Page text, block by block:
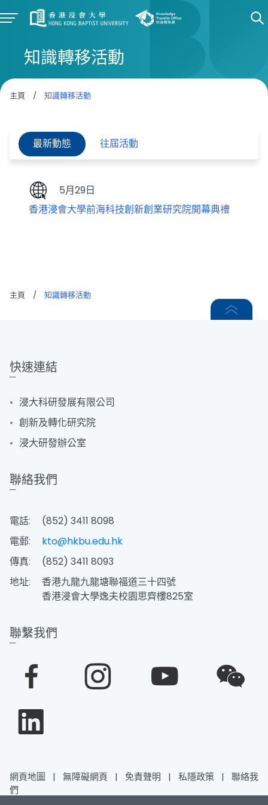
知識轉移活動
主頁 / 知識轉移活動
最新動態 往屆活動
5月29日
香港浸會大學前海科技創新創業研究院開幕典禮
主頁 / 知識轉移活動
快速連結
浸大科研發展有限公司
創新及轉化研究院
浸大研發辦公室
聯絡我們
電話:
(852) 3411 8098
電郵:
kto@hkbu.edu.hk
傳真:
(852) 3411 8093
地址:
香港九龍九龍塘聯福道三十四號
香港浸會大學逸夫校園思齊樓825室
聯繫我們
網頁地圖 | 無障礙網頁 | 免責聲明 | 私隱政策 |
聯絡我
們